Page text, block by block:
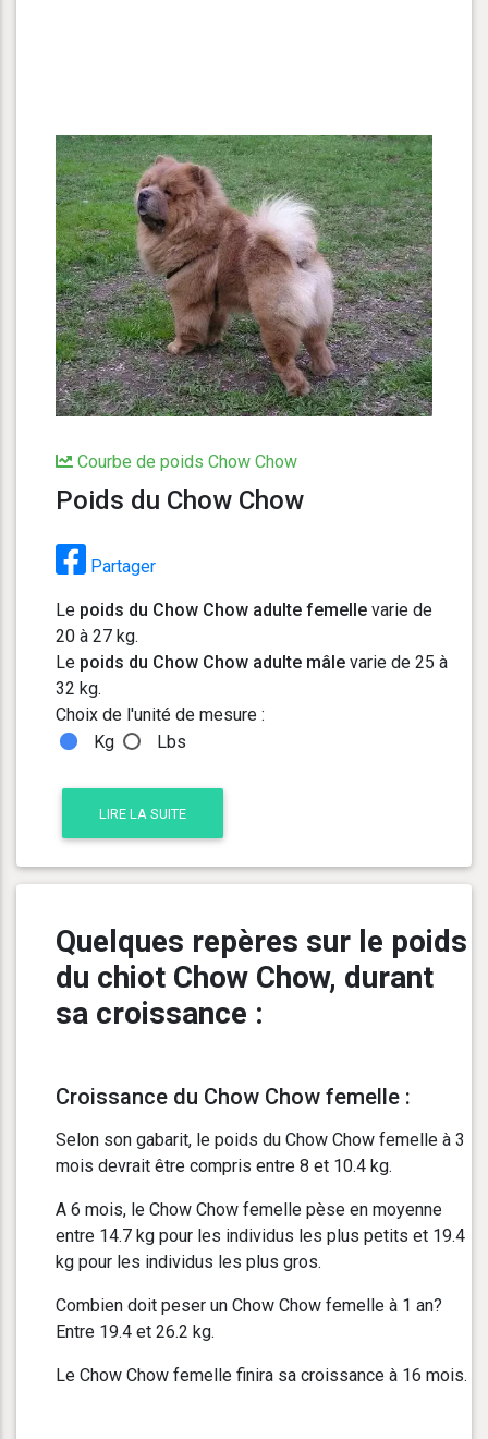
Courbe de poids Chow Chow
Poids du Chow Chow
Partager
Le poids du Chow Chow adulte femelle varie de
20 à 27 kg.
Le poids du Chow Chow adulte mâle varie de 25 à
32 kg.
Choix de l'unité de mesure :
Kg
Lbs
LIRE LA SUITE
Quelques repères sur le poids
du chiot Chow Chow, durant
sa croissance :
Croissance du Chow Chow femelle :
Selon son gabarit, le poids du Chow Chow femelle à 3
mois devrait être compris entre 8 et 10.4 kg.
A 6 mois, le Chow Chow femelle pèse en moyenne
entre 14.7 kg pour les individus les plus petits et 19.4
kg pour les individus les plus gros.
Combien doit peser un Chow Chow femelle à 1 an?
Entre 19.4 et 26.2 kg.
Le Chow Chow femelle finira sa croissance à 16 mois.